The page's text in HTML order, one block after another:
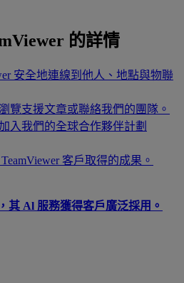
的詳情
安全地連線到他人、地點與物聯
覽支援文章或聯絡我們的團隊。
加入我們的全球合作夥伴計劃
客戶取得的成果。
其 Al 服務獲得客戶廣泛採用。